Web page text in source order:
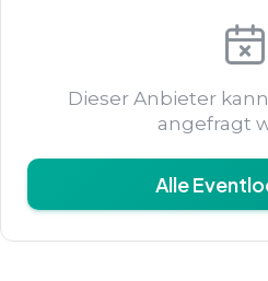
Dieser Anbieter
angefragt
Alle